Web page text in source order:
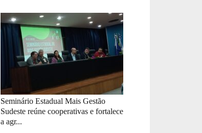
Seminário Estadual Mais Gestão
Sudeste reúne cooperativas e fortalece
a agr...